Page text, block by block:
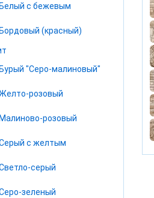
Белый с бежевым
Бордовый (красный)
Бурый "Серо-малиновый"
розовый
Малиново-розовый
с желтым
серый
зеленый